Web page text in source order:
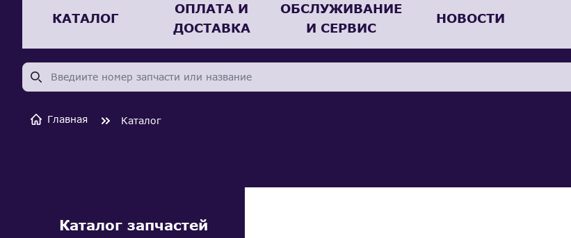
КАТАЛОГ
ОПЛАТА И
ДОСТАВКА
ОБСЛУЖИВАНИЕ
И СЕРВИС
НОВОСТИ
Главная Каталог
Каталог запчастей